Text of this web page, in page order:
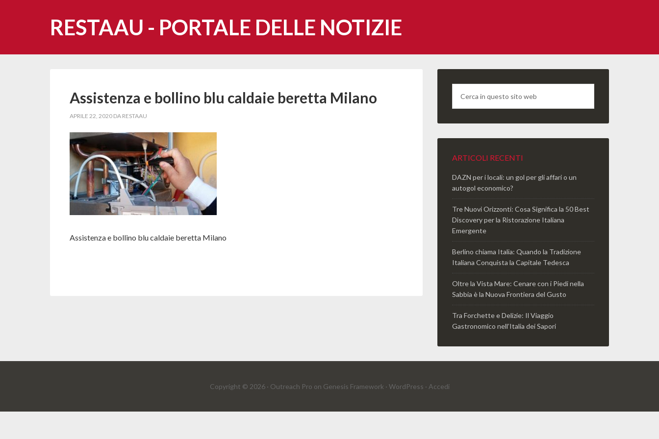
RESTAAU - PORTALE DELLE NOTIZIE
Assistenza e bollino blu caldaie beretta Milano
APRILE 22, 2020 DA RESTAAU
Assistenza e bollino blu caldaie beretta Milano
ARTICOLI RECENTI
DAZN per i locali: un gol per gli affari o un
autogol economico?
Tre Nuovi Orizzonti: Cosa Significa la 50 Best
Discovery per la Ristorazione Italiana
Emergente
Berlino chiama Italia: Quando la Tradizione
Italiana Conquista la Capitale Tedesca
Oltre la Vista Mare: Cenare con i Piedi nella
Sabbia è la Nuova Frontiera del Gusto
Tra Forchette e Delizie: Il Viaggio
Gastronomico nell’Italia dei Sapori
Copyright © 2026 · Outreach Pro on Genesis Framework · WordPress · Accedi